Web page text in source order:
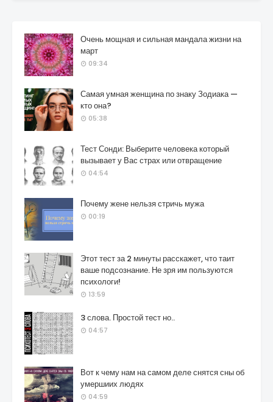
Очень мощная и сильная мандала жизни на
март
09:34
Самая умная женщина по знаку Зодиака —
кто она?
05:38
Тест Сонди: Выберите человека который
вызывает у Вас страх или отвращение
04:54
Почему жене нельзя стричь мужа
00:19
Этот тест за 2 минуты расскажет, что таит
ваше подсознание. Не зря им пользуются
психологи!
13:59
3 слова. Простой тест но..
04:57
Вот к чему нам на самом деле снятся сны об
умершиих людях
04:59